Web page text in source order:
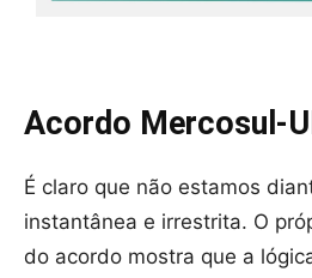
Acordo Mercosul-
É claro que não estamos
instantânea e irrestrita. O
do acordo mostra que a